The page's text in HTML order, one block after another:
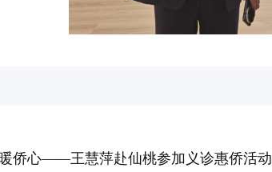
侨心——王慧萍赴仙桃参加义诊惠侨活动